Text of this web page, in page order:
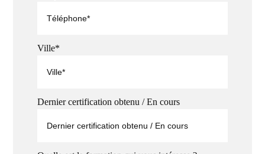
Ville*
Dernier certification obtenu / En cours